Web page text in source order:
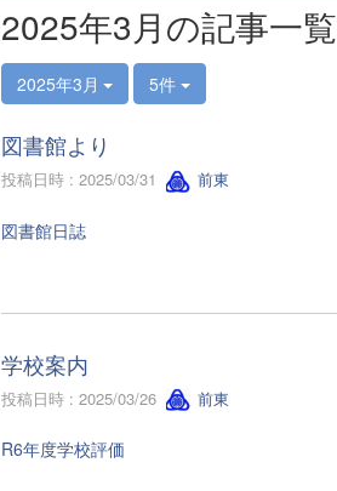
2025年3月の記事一覧
2025年3月 5件
図書館より
投稿日時 : 2025/03/31 前東
図書館日誌
学校案内
投稿日時 : 2025/03/26 前東
R6年度学校評価